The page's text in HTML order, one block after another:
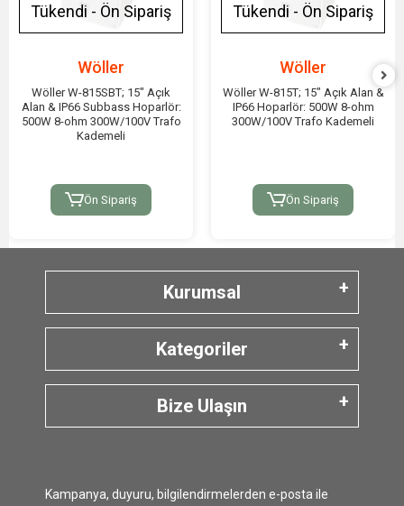
Tükendi - Ön Sipariş
Wöller
Wöller W-815SBT; 15" Açık
Alan & IP66 Subbass Hoparlör:
500W 8-ohm 300W/100V Trafo
Kademeli
Ön Sipariş
Tükendi - Ön Sipariş
Wöller
Wöller W-815T; 15" Açık Alan &
IP66 Hoparlör: 500W 8-ohm
300W/100V Trafo Kademeli
Ön Sipariş
Kurumsal
Kategoriler
Bize Ulaşın
Kampanya, duyuru, bilgilendirmelerden e-posta ile